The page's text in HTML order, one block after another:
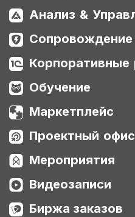
Анализ &
Сопровождение
Корпоративные
Обучение
Маркетплейс
Проектный офис
Мероприятия
Видеозаписи
Биржа заказов